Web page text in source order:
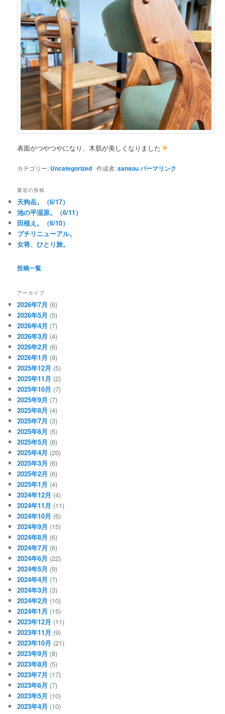
表面がつやつやになり、木肌が美しくなりました
カテゴリー: Uncategorized 作成者:sansouパーマリンク
最近の投稿
天狗岳。（6/17）
池の平湿原。（6/11）
田植え。（6/10）
プチリニューアル。
女将、ひとり旅。
投稿一覧
アーカイブ
2026年7月 (6)
2026年5月 (5)
2026年4月 (7)
2026年3月 (4)
2026年2月 (6)
2026年1月 (9)
2025年12月 (5)
2025年11月 (2)
2025年10月 (7)
2025年9月 (7)
2025年8月 (4)
2025年7月 (3)
2025年6月 (5)
2025年5月 (6)
2025年4月 (20)
2025年3月 (6)
2025年2月 (6)
2025年1月 (4)
2024年12月 (4)
2024年11月 (11)
2024年10月 (6)
2024年9月 (15)
2024年8月 (6)
2024年7月 (6)
2024年6月 (22)
2024年5月 (9)
2024年4月 (7)
2024年3月 (3)
2024年2月 (10)
2024年1月 (15)
2023年12月 (11)
2023年11月 (9)
2023年10月 (21)
2023年9月 (8)
2023年8月 (5)
2023年7月 (17)
2023年6月 (7)
2023年5月 (10)
2023年4月 (10)